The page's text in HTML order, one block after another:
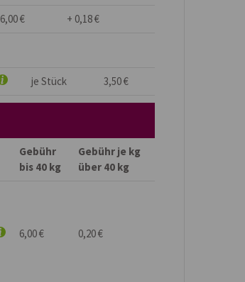
6,00 € + 0,18 €
je Stück 3,50 €
Gebühr
bis 40 kg
Gebühr je kg
über 40 kg
6,00 € 0,20 €